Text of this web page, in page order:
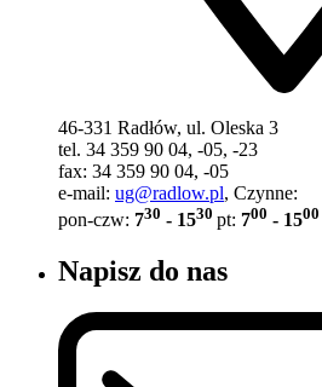
46-331 Radłów, ul. Oleska 3
tel. 34 359 90 04, -05, -23
fax: 34 359 90 04, -05
e-mail: ug@radlow.pl, Czynne:
pon-czw: 730 - 1530 pt: 700 - 1500
Napisz do nas